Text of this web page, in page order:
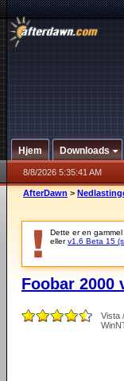
Hjem Downloads
8/8/2026 5:35:41 AM
AfterDawn >
Dette er en
ellerv1.6 Beta 15
Foobar 2000
Vista